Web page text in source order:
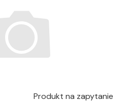
Produkt na zapytanie